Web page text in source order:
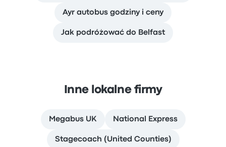
Ayr autobus godziny i ceny
Jak podróżować do Belfast
Inne lokalne firmy
Megabus UK National Express
Stagecoach (United Counties)